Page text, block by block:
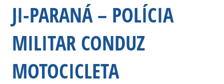
JI-PARANÁ – POLÍCIA
MILITAR CONDUZ
MOTOCICLETA